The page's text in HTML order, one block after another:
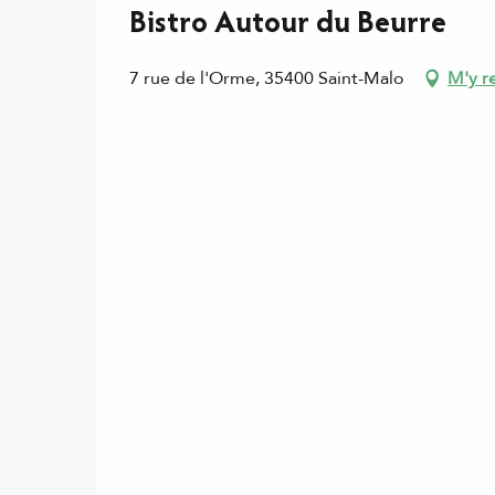
Bistro Autour du Beurre
7 rue de l'Orme, 35400 Saint-Malo M'y